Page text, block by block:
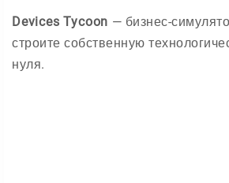
Devices Tycoon — бизнес-
строите собственную
нуля.